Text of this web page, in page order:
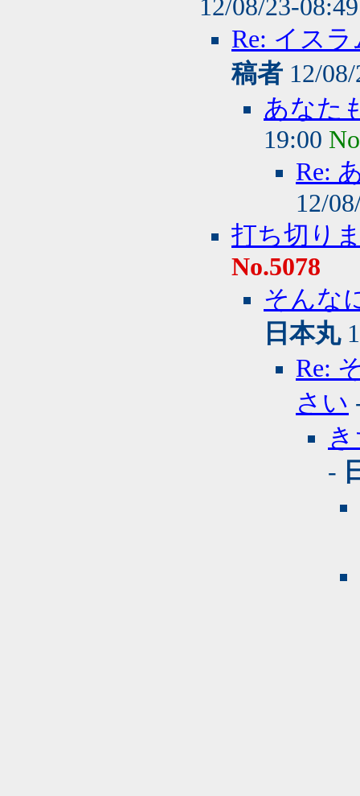
12/08/23-
Re: イス
稿者 12/
あなた
19:00
Re:
12/
打ち切り
No.5078
そんな
日本丸
Re:
さい
-